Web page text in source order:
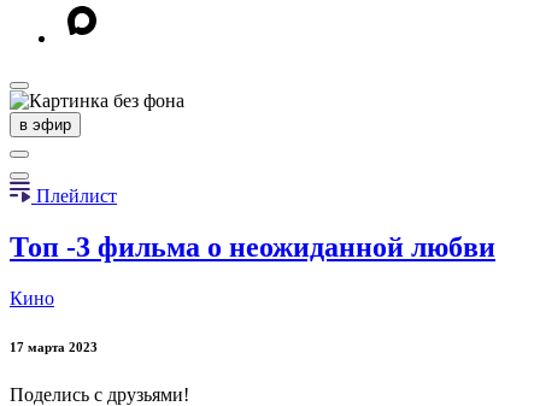
в эфир
Плейлист
Топ -3 фильма о неожиданной любви
Кино
17 марта 2023
Поделись с друзьями!